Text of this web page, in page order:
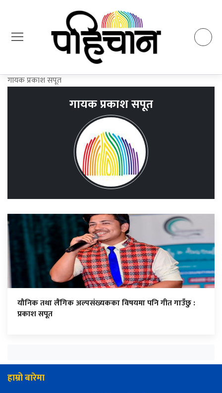
गायक प्रकाश सपूत
गायक प्रकाश सपूत
यौनिक तथा लैंगिक अल्पसंख्यकका विषयमा पनि गीत गाउँछु :
प्रकाश सपूत
हाम्रो बारेमा